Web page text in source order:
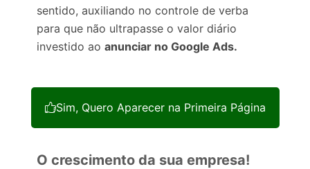
sentido, auxiliando no controle de verba
para que não ultrapasse o valor diário
investido ao anunciar no Google Ads.
Sim, Quero Aparecer na Primeira Página
O crescimento da sua empresa!